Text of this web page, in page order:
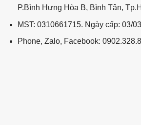
P.Bình Hưng Hòa B, Bình Tân,
MST: 0310661715. Ngày cấp: 03/
Phone, Zalo, Facebook: